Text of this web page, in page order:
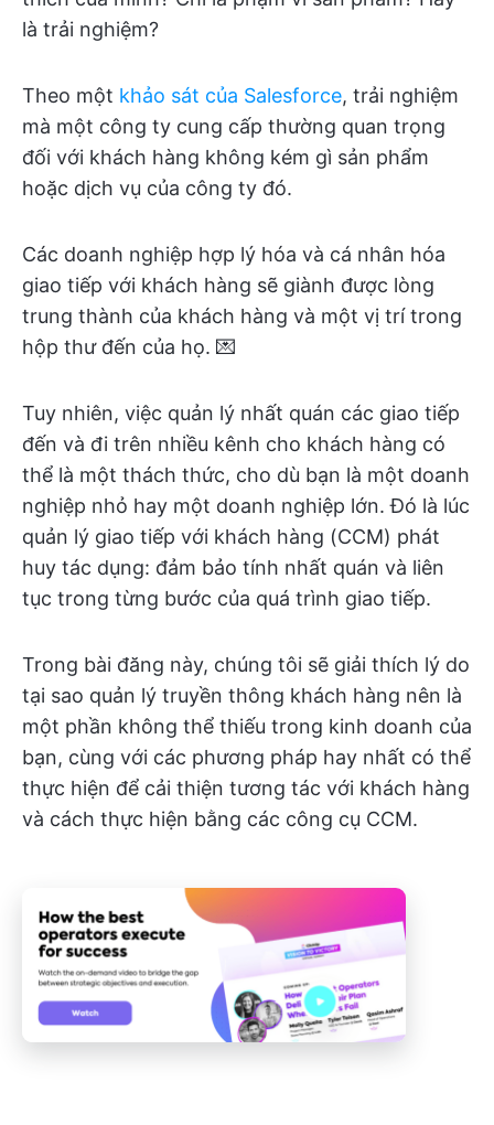
là trải nghiệm?
Theo một khảo sát của Salesforce, trải nghiệm
mà một công ty cung cấp thường quan trọng
đối với khách hàng không kém gì sản phẩm
hoặc dịch vụ của công ty đó.
Các doanh nghiệp hợp lý hóa và cá nhân hóa
giao tiếp với khách hàng sẽ giành được lòng
trung thành của khách hàng và một vị trí trong
hộp thư đến của họ. 💌
Tuy nhiên, việc quản lý nhất quán các giao tiếp
đến và đi trên nhiều kênh cho khách hàng có
thể là một thách thức, cho dù bạn là một doanh
nghiệp nhỏ hay một doanh nghiệp lớn. Đó là lúc
quản lý giao tiếp với khách hàng (CCM) phát
huy tác dụng: đảm bảo tính nhất quán và liên
tục trong từng bước của quá trình giao tiếp.
Trong bài đăng này, chúng tôi sẽ giải thích lý do
tại sao quản lý truyền thông khách hàng nên là
một phần không thể thiếu trong kinh doanh của
bạn, cùng với các phương pháp hay nhất có thể
thực hiện để cải thiện tương tác với khách hàng
và cách thực hiện bằng các công cụ CCM.